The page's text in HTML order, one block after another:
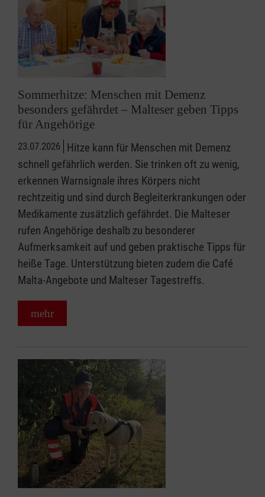
Sommerhitze: Menschen mit Demenz
besonders gefährdet – Malteser geben Tipps
für Angehörige
23.07.2026 Hitze kann für Menschen mit Demenz
schnell gefährlich werden. Sie trinken oft zu wenig,
erkennen Warnsignale ihres Körpers nicht
rechtzeitig und sind durch Begleiterkrankungen oder
Medikamente zusätzlich gefährdet. Die Malteser
rufen Angehörige deshalb zu besonderer
Aufmerksamkeit auf und geben praktische Tipps für
heiße Tage. Unterstützung bieten zudem die Café
Malta-Angebote und Malteser Tagestreffs.
mehr